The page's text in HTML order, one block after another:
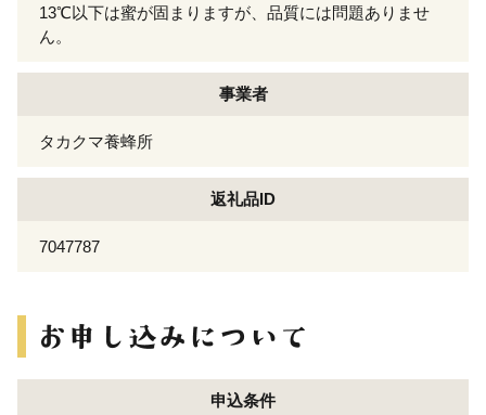
13℃以下は蜜が固まりますが、品質には問題ありませ
ん。
事業者
タカクマ養蜂所
返礼品ID
7047787
申込条件